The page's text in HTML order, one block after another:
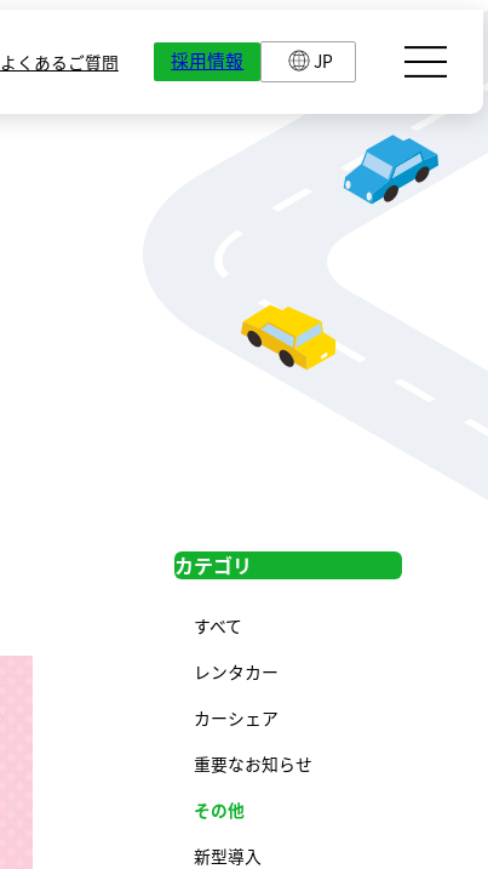
よくあるご質問 採用情報 JP
カテゴリ
すべて
レンタカー
カーシェア
重要なお知らせ
その他
新型導入